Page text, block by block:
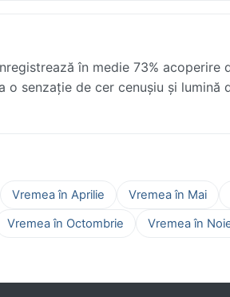
în medie 73% acoperire
senzație de cer cenușiu și lumină
Vremea în Aprilie Vremea în Mai
Vremea în Octombrie
Vremea în